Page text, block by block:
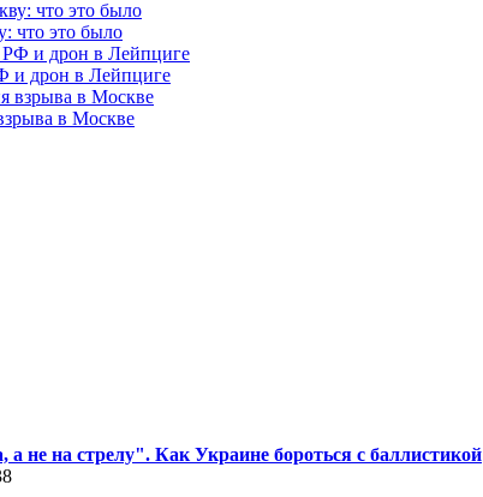
что это было
и дрон в Лейпциге
в Москве
а не на стрелу". Как Украине бороться с баллистикой